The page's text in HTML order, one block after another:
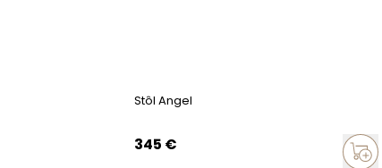
Stôl Angel
345 €